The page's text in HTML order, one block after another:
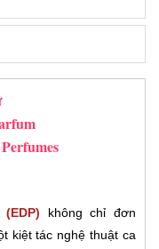
Perfumes
không chỉ đơn
kiệt tác nghệ thuật ca